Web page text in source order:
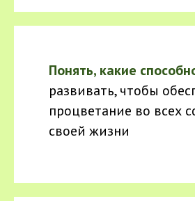
Понять, какие
развивать, чтобы
процветание во всех
своей жизни